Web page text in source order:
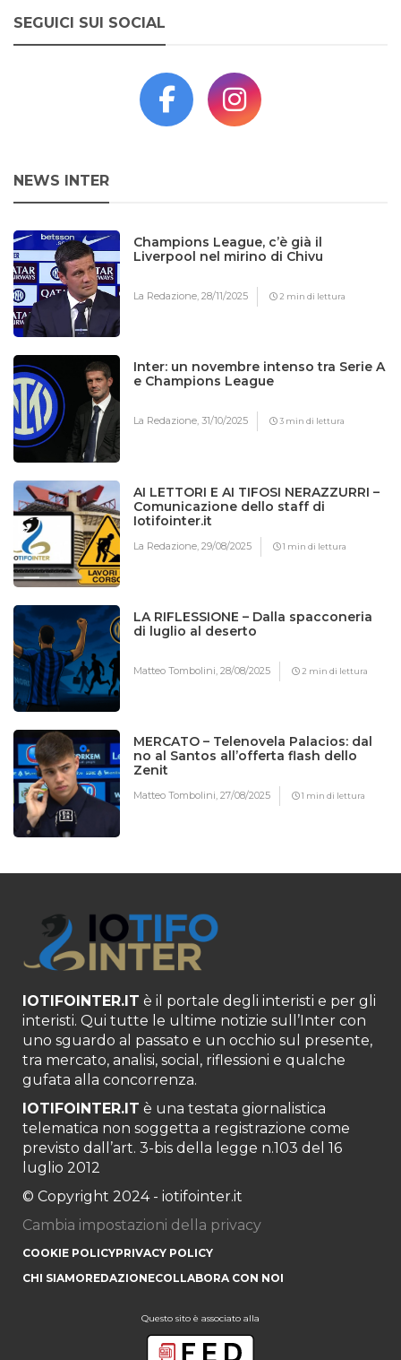
SEGUICI SUI SOCIAL
NEWS INTER
Champions League, c’è già il
Liverpool nel mirino di Chivu
La Redazione,28/11/2025 2 min di lettura
Inter: un novembre intenso tra Serie A
e Champions League
La Redazione,31/10/2025 3 min di lettura
AI LETTORI E AI TIFOSI NERAZZURRI –
Comunicazione dello staff di
Iotifointer.it
La Redazione,29/08/2025 1 min di lettura
LA RIFLESSIONE – Dalla spacconeria
di luglio al deserto
Matteo Tombolini,28/08/2025 2 min di lettura
MERCATO – Telenovela Palacios: dal
no al Santos all’offerta flash dello
Zenit
Matteo Tombolini,27/08/2025 1 min di lettura
IOTIFOINTER.IT è il portale degli interisti e per gli
interisti. Qui tutte le ultime notizie sull’Inter con
uno sguardo al passato e un occhio sul presente,
tra mercato, analisi, social, riflessioni e qualche
gufata alla concorrenza.
IOTIFOINTER.IT è una testata giornalistica
telematica non soggetta a registrazione come
previsto dall’art. 3-bis della legge n.103 del 16
luglio 2012
© Copyright 2024 - iotifointer.it
Cambia impostazioni della privacy
COOKIE POLICYPRIVACY POLICY
CHI SIAMOREDAZIONECOLLABORA CON NOI
Questo sito è associato alla